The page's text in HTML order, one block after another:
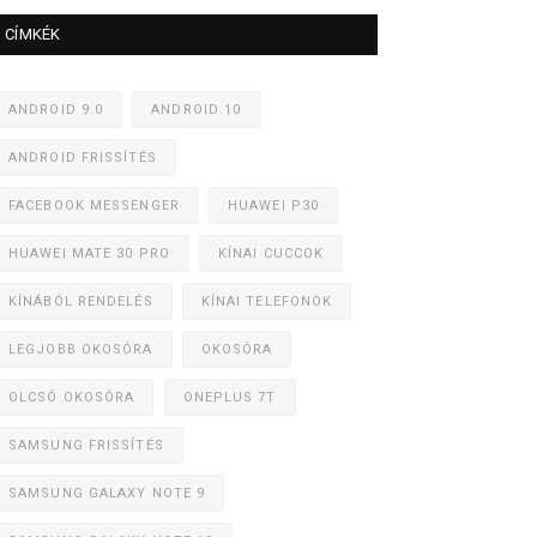
CÍMKÉK
ANDROID 9.0 ANDROID 10
ANDROID FRISSÍTÉS
FACEBOOK MESSENGER HUAWEI P30
HUAWEI MATE 30 PRO KÍNAI CUCCOK
KÍNÁBÓL RENDELÉS KÍNAI TELEFONOK
LEGJOBB OKOSÓRA OKOSÓRA
OLCSÓ OKOSÓRA ONEPLUS 7T
SAMSUNG FRISSÍTÉS
SAMSUNG GALAXY NOTE 9